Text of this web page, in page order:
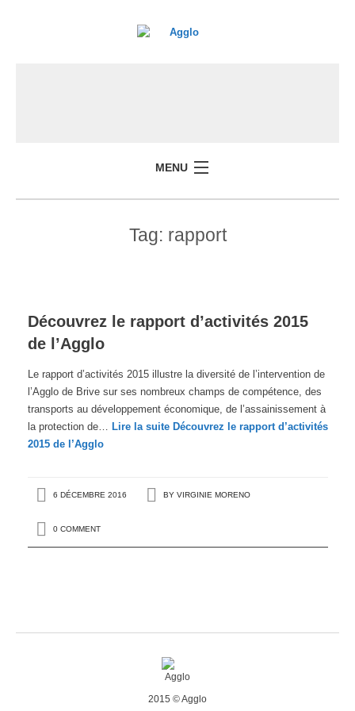
MENU
Tag: rapport
Découvrez le rapport d’activités 2015
de l’Agglo
Le rapport d’activités 2015 illustre la diversité de l’intervention de
l’Agglo de Brive sur ses nombreux champs de compétence, des
transports au développement économique, de l’assainissement à
la protection de… Lire la suiteDécouvrez le rapport d’activités
2015 de l’Agglo
6 DÉCEMBRE 2016 BY VIRGINIE MORENO
0 COMMENT
2015 © Agglo